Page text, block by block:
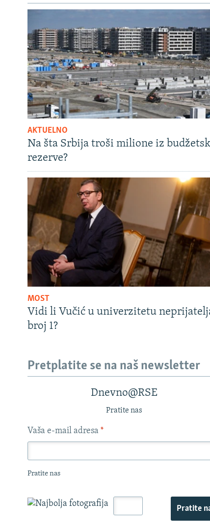
AKTUELNO
Na šta Srbija troši milione iz
rezerve?
MOST
Vidi li Vučić u univerzitetu
broj 1?
Pretplatite se na naš newsletter
Dnevno@RSE
Pratite nas
Vaša e-mail adresa *
Pratite nas
Pratite